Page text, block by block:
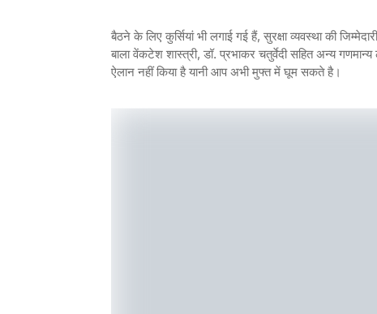
बैठने के लिए कुर्सियां भी लगाई गई हैं, सुरक्षा व्यवस्था की
बाला वेंकटेश शास्त्री, डॉ. प्रभाकर चतुर्वेदी सहित अन्य
ऐलान नहीं किया है यानी आप अभी मुफ्त में घूम सकते है।